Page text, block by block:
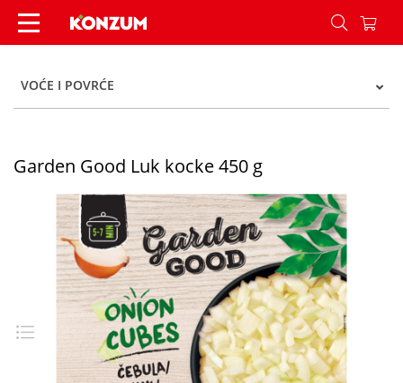
Garden Good Luk kocke 450 g - Konzum
VOĆE I POVRĆE
Garden Good Luk kocke 450 g